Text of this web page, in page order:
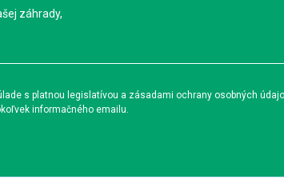
záhrady,
s platnou legislatívou a zásadami ochrany osobných
informačného emailu.